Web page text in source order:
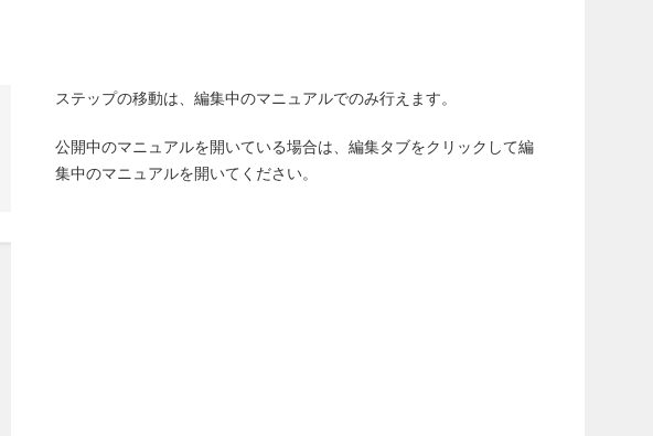
ステップの移動は、編集中のマニュアルでのみ行えます。
公開中のマニュアルを開いている場合は、編集タブをクリックして編
集中のマニュアルを開いてください。